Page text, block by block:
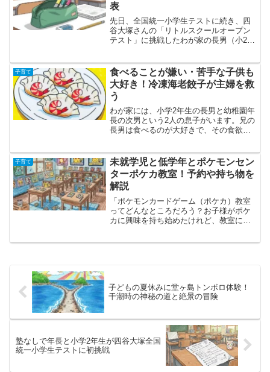
表
先日、全国統一小学生テストに続き、四
谷大塚さんの「リトルスクールオープン
テスト」に挑戦したわが家の長男（小2）
挑戦、その結果がついに返ってきまし
た！前回のブログ記事では...
子育て
食べることが嫌い・苦手な子供も
大好き！冷凍海老餃子が主婦を救
う
わが家には、小学2年生の長男と幼稚園年
長の次男という2人の息子がいます。兄の
長男は食べるのが大好きで、その食欲に
の次男ときたら、これがまた正反対。好
きなものには目を輝か...
子育て
未就学児と低学年とポケモンセン
ターポケカ教室！予約や持ち物を
解説
「ポケモンカードゲーム（ポケカ）教室
ってどんなところだろう？お子様がポケ
カに興味を持ち始めたけれど、教室に参
子どもの夏休みに堂ヶ島トンボロ体験！
干潮時の神秘の道と絶景の冒険
塾なしで年長と小学2年生が四谷大塚全国
統一小学生テストに初挑戦